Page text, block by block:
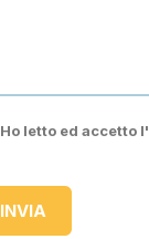
Ho letto ed accetto l'
INVIA